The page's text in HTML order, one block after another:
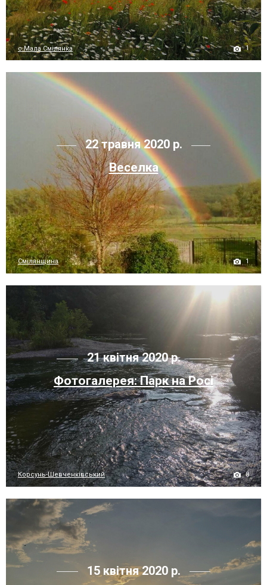
с.Мала Смілянка 1
22 травня 2020 р.
Веселка
Смілянщина 1
21 квітня 2020 р.
Фотогалерея: Парк на Росі
Корсунь-Шевченківський 8
15 квітня 2020 р.